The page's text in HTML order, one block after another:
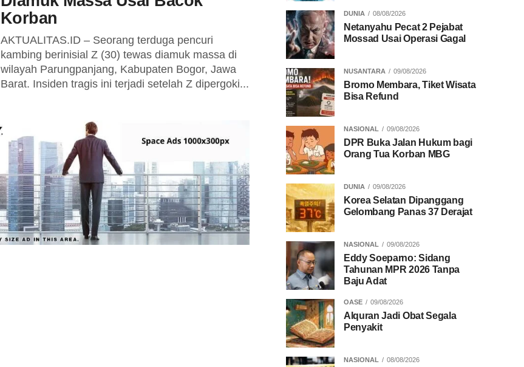
Korban
AKTUALITAS.ID – Seorang terduga pencuri
kambing berinisial Z (30) tewas diamuk massa di
wilayah Parungpanjang, Kabupaten Bogor, Jawa
Barat. Insiden tragis ini terjadi setelah Z dipergoki...
DUNIA 08/08/2026
Netanyahu Pecat 2 Pejabat
Mossad Usai Operasi Gagal
NUSANTARA 09/08/2026
Bromo Membara, Tiket Wisata
Bisa Refund
NASIONAL 09/08/2026
DPR Buka Jalan Hukum bagi
Orang Tua Korban MBG
DUNIA 09/08/2026
Korea Selatan Dipanggang
Gelombang Panas 37 Derajat
NASIONAL 09/08/2026
Eddy Soeparno: Sidang
Tahunan MPR 2026 Tanpa
Baju Adat
OASE 09/08/2026
Alquran Jadi Obat Segala
Penyakit
NASIONAL 08/08/2026